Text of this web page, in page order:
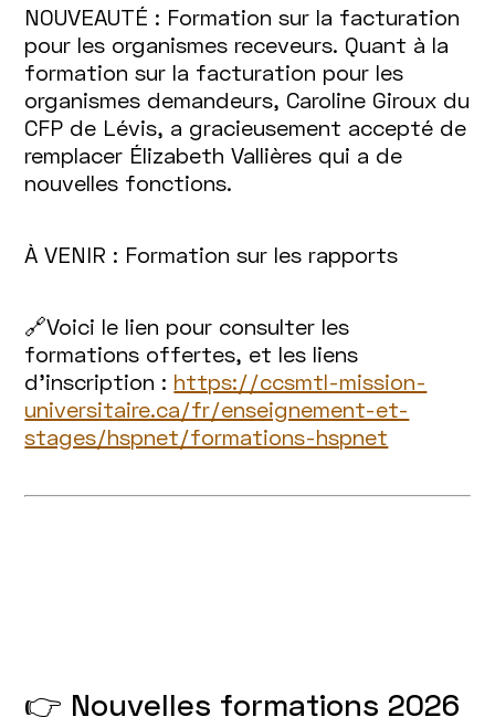
NOUVEAUTÉ : Formation sur la facturation
pour les organismes receveurs. Quant à la
formation sur la facturation pour les
organismes demandeurs, Caroline Giroux du
CFP de Lévis, a gracieusement accepté de
remplacer Élizabeth Vallières qui a de
nouvelles fonctions.
À VENIR : Formation sur les rapports
🔗Voici le lien pour consulter les
formations offertes, et les liens
d’inscription : https://ccsmtl-mission-
universitaire.ca/fr/enseignement-et-
stages/hspnet/formations-hspnet
👉 Nouvelles formations 2026